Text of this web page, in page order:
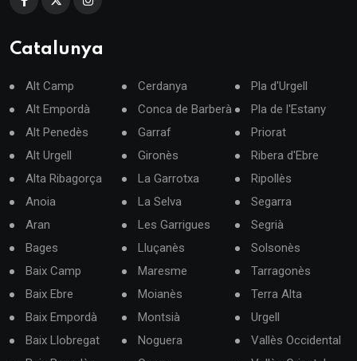
Catalunya
Alt Camp
Alt Empordà
Alt Penedès
Alt Urgell
Alta Ribagorça
Anoia
Aran
Bages
Baix Camp
Baix Ebre
Baix Empordà
Baix Llobregat
Cerdanya
Conca de Barberà
Garraf
Gironès
La Garrotxa
La Selva
Les Garrigues
Lluçanès
Maresme
Moianès
Montsià
Noguera
Pla d'Urgell
Pla de l'Estany
Priorat
Ribera d'Ebre
Ripollès
Segarra
Segrià
Solsonès
Tarragonès
Terra Alta
Urgell
Vallès Occidental